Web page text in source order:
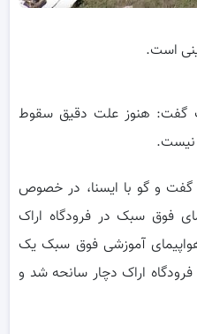
است.
گفت: هنوز علت دقیق سقوط
نیست.
۲۱ اردیبهشت ماه ۱۴۰۰ در گفت و گو با ایسنا، در خصوص
فوق سبک در فرودگاه اراک
آموزشی فوق سبک یک
اراک دچار سانحه شد و